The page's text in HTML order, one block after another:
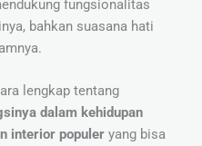
fungsionalitas
bahkan suasana hati
lengkap tentang
dalam kehidupan
interior populer yang bisa